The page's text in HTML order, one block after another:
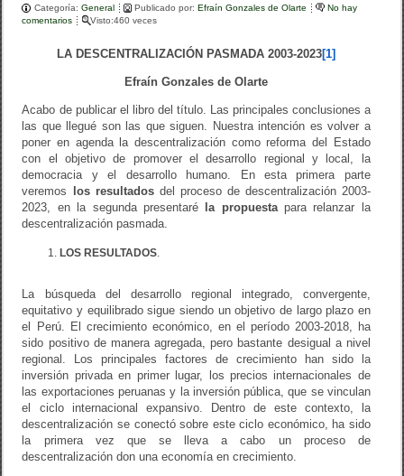
Categoría:General Publicado por:Efraín Gonzales de Olarte
No hay
comentarios
Visto:460 veces
LA DESCENTRALIZACIÓN PASMADA 2003-2023[1]
Efraín Gonzales de Olarte
Acabo de publicar el libro del título. Las principales conclusiones a
las que llegué son las que siguen. Nuestra intención es volver a
poner en agenda la descentralización como reforma del Estado
con el objetivo de promover el desarrollo regional y local, la
democracia y el desarrollo humano. En esta primera parte
veremos los resultadosdel proceso de descentralización 2003-
2023, en la segunda presentaré la propuestapara relanzar la
descentralización pasmada.
LOS RESULTADOS.
La búsqueda del desarrollo regional integrado, convergente,
equitativo y equilibrado sigue siendo un objetivo de largo plazo en
el Perú. El crecimiento económico, en el período 2003-2018, ha
sido positivo de manera agregada, pero bastante desigual a nivel
regional. Los principales factores de crecimiento han sido la
inversión privada en primer lugar, los precios internacionales de
las exportaciones peruanas y la inversión pública, que se vinculan
el ciclo internacional expansivo. Dentro de este contexto, la
descentralización se conectó sobre este ciclo económico, ha sido
la primera vez que se lleva a cabo un proceso de
descentralización don una economía en crecimiento.